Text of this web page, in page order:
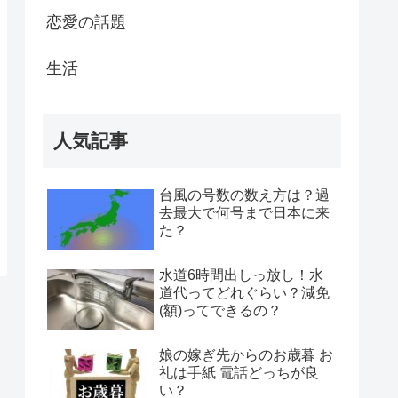
恋愛の話題
生活
人気記事
台風の号数の数え方は？過
去最大で何号まで日本に来
た？
水道6時間出しっ放し！水
道代ってどれぐらい？減免
(額)ってできるの？
娘の嫁ぎ先からのお歳暮 お
礼は手紙 電話どっちが良
い？